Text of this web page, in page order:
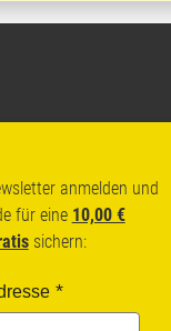
anmelden und
für eine 10,00 €
sichern: